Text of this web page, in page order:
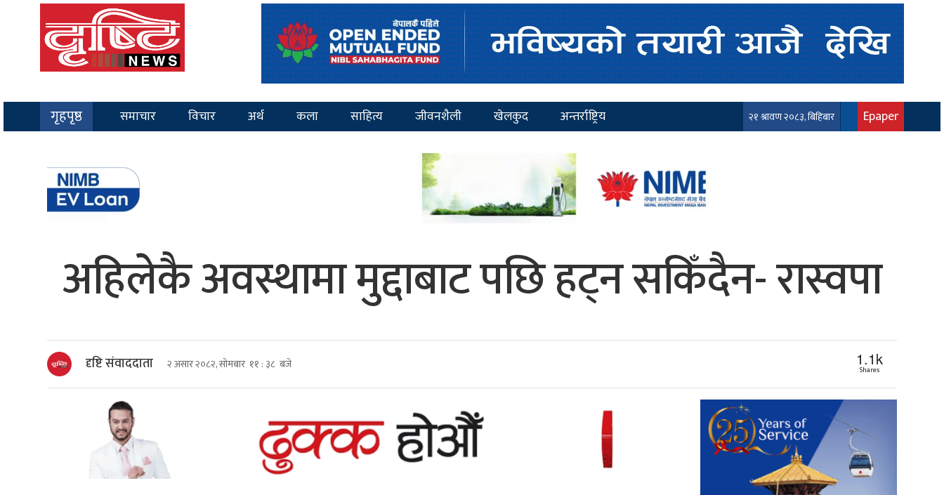
गृहपृष्ठ समाचार विचार अर्थ कला साहित्य जीवनशैली खेलकुद अन्तर्राष्ट्रिय २१ श्रावण २०८३, बिहिबार Epaper
अहिलेकै अवस्थामा मुद्दाबाट पछि हट्न सकिँदैन- रास्वपा
दृष्टि संवाददाता २ असार २०८२, सोमबार ११ : ३८ बजे 1.1k
Shares